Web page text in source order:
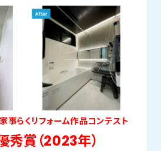
事らくリフォーム作品コンテスト
秀賞（2023年）